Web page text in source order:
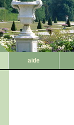
aide